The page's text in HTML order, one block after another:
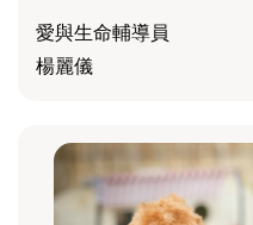
愛與生命輔導員
楊麗儀